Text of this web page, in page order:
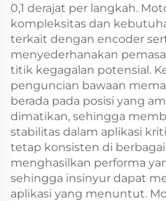
0,1 derajat per langkah.
kompleksitas dan
terkait dengan encoder
menyederhanakan
titik kegagalan potensial.
penguncian bawaan
berada pada posisi yang
dimatikan, sehingga
stabilitas dalam aplikasi
tetap konsisten di
menghasilkan performa
sehingga insinyur dapat
aplikasi yang menuntut.